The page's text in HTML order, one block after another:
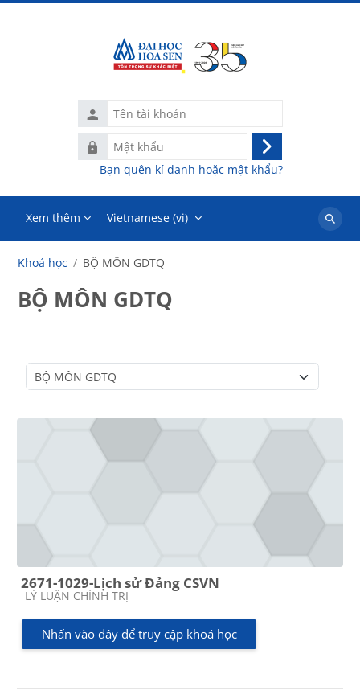
Tên
tài
khoản
Mật
khẩu
Đăng
nhập
Bạn quên kí danh hoặc mật khẩu?
Xem thêm Vietnamese ‎(vi)‎
Tìm
Khoá học BỘ MÔN GDTQ
BỘ MÔN GDTQ
2671-1029-Lịch sử Đảng CSVN
Các loại khóa học
LÝ LUẬN CHÍNH TRỊ
Nhấn vào đây để truy cập khoá học